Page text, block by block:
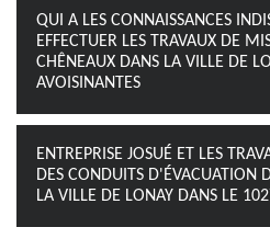
QUI A LES CONNAISSANCES
EFFECTUER LES TRAVAUX DE
CHÊNEAUX DANS LA VILLE DE
AVOISINANTES
ENTREPRISE JOSUÉ ET LES
DES CONDUITS D'ÉVACUATION
LA VILLE DE LONAY DANS LE